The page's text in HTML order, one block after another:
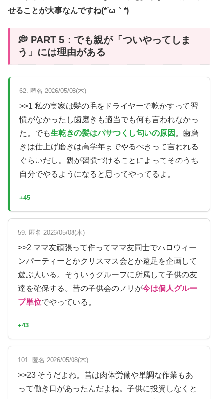
せることが大事なんですね(*´ω｀*)
💭 PART 5：でも親が「ついやってしま
う」には理由がある
62. 匿名 2026/05/08(木)
>>1 私の実家は髪の毛をドライヤーで乾かすって習
慣がなかったし歯磨きも適当でも何も言われなかっ
た。でも生乾きの髪はパサつくし匂いの原因 。歯磨
きは仕上げ磨きは高学年までやるべきって言われる
ぐらいだし。親が習慣づけることによってそのうち
自分でやるようになると思ってやってるよ。
+45
59. 匿名 2026/05/08(木)
>>2 ママ友頑張って作ってママ友同士でハロウィー
ンパーティーとかクリスマス会とか遠足を企画して
遊ぶ人いる。そういうグループに所属して子供の友
達を確保する。昔の子供会のノリが今は個人グルー
プ単位でやっている。
+43
101. 匿名 2026/05/08(木)
>>23 そうだよね。昔は肉体労働や単調な作業もあ
って働き口があったんだよね。子供に投資しなくと